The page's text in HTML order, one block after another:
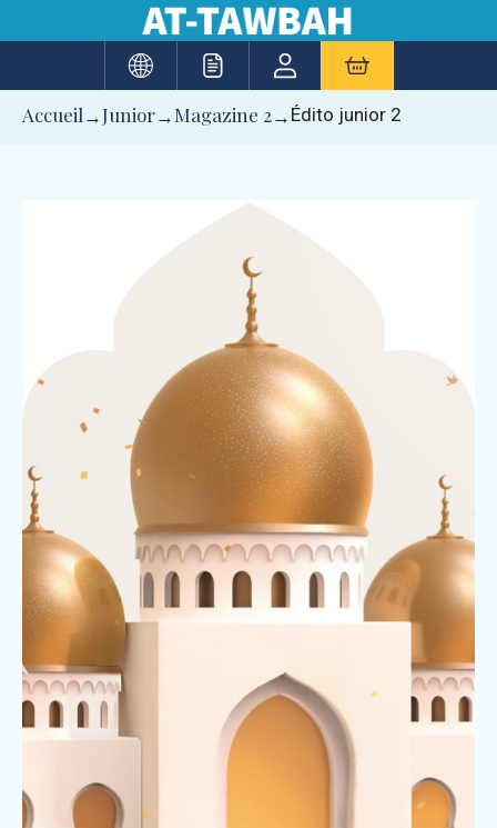
au
Accueil →Junior→ Magazine 2→ Édito junior 2